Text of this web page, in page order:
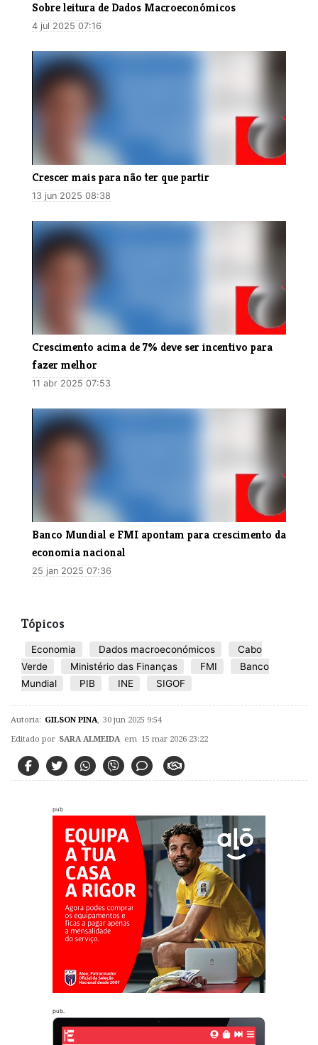
Sobre leitura de Dados Macroeconómicos
4 jul 2025 07:16
Crescer mais para não ter que partir
13 jun 2025 08:38
Crescimento acima de 7% deve ser incentivo para
fazer melhor
11 abr 2025 07:53
Banco Mundial e FMI apontam para crescimento da
economia nacional
25 jan 2025 07:36
Tópicos
Economia Dados macroeconómicos
Cabo
Verde
Ministério das Finanças FMI
Banco
Mundial
PIB INE SIGOF
Autoria: GILSON PINA 30 jun 2025 9:54
Editado por SARA ALMEIDA em 15 mar 2026 23:22
pub
pub.